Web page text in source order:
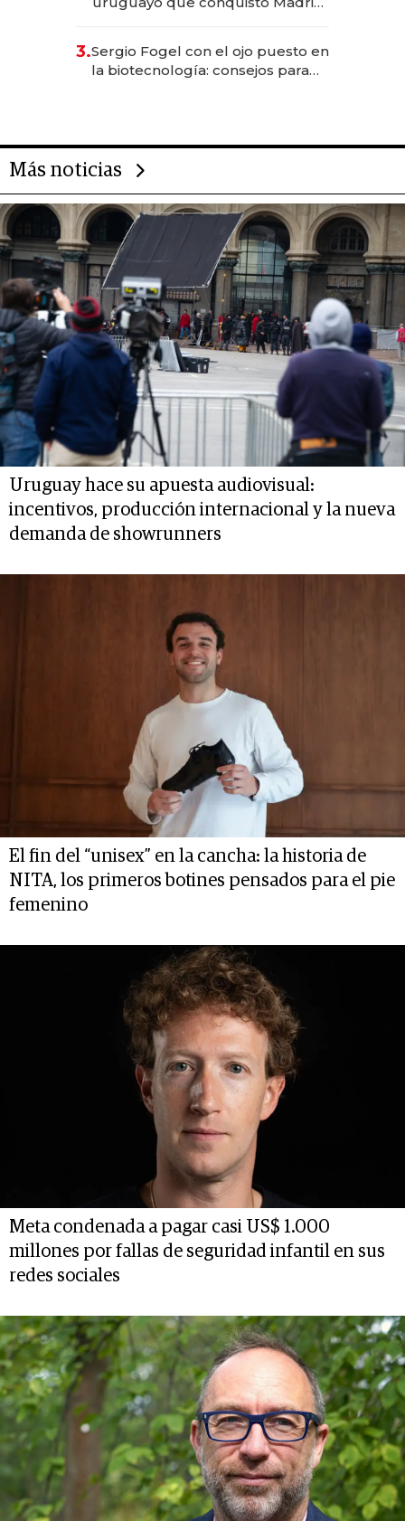
anticipación y prepara apertura
3.Sergio Fogel con el ojo puesto en
la biotecnología: consejos para
Más noticias
Uruguay hace su apuesta audiovisual:
incentivos, producción internacional y la nueva
demanda de showrunners
El fin del “unisex” en la cancha: la historia de
NITA, los primeros botines pensados para el pie
femenino
Meta condenada a pagar casi US$ 1.000
millones por fallas de seguridad infantil en sus
redes sociales